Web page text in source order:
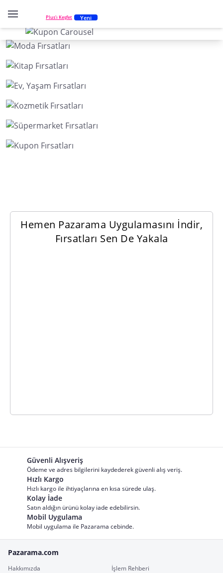
Plus'ı Keşfet Yeni
Hemen Pazarama Uygulamasını İndir,
Fırsatları Sen De Yakala
Güvenli Alışveriş
Ödeme ve adres bilgilerini kaydederek güvenli alış veriş.
Hızlı Kargo
Hızlı kargo ile ihtiyaçlarına en kısa sürede ulaş.
Kolay İade
Satın aldığın ürünü kolay iade edebilirsin.
Mobil Uygulama
Mobil uygulama ile Pazarama cebinde.
Pazarama.com
Hakkımızda
İşlem Rehberi